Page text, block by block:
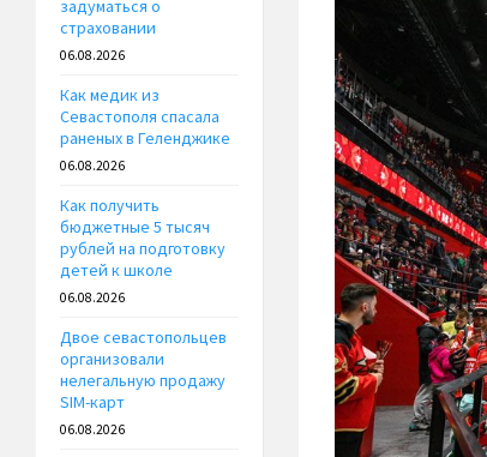
задуматься о
страховании
06.08.2026
Как медик из
Севастополя спасала
раненых в Геленджике
06.08.2026
Как получить
бюджетные 5 тысяч
рублей на подготовку
детей к школе
06.08.2026
Двое севастопольцев
организовали
нелегальную продажу
SIM-карт
06.08.2026